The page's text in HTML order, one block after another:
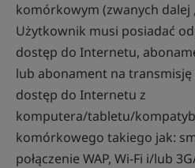
komórkowym (zwanych dalej
Użytkownik musi posiadać
dostęp do Internetu,
lub abonament na
dostęp do Internetu z
komputera/tabletu/
komórkowego takiego jak:
połączenie WAP, Wi-Fi i/lub